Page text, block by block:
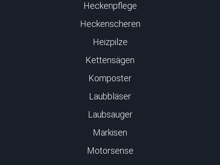
Heckenpflege
Heckenscheren
Heizpilze
Kettensägen
Komposter
Laubbläser
Laubsauger
Markisen
Motorsense